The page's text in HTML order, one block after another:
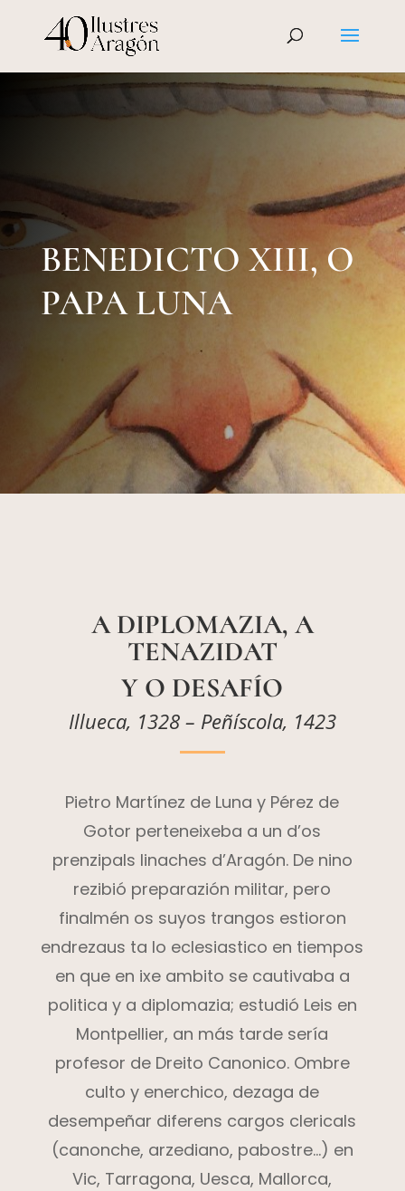
BENEDICTO XIII, O
PAPA LUNA
A DIPLOMAZIA, A
TENAZIDAT
Y O DESAFÍO
Illueca, 1328 – Peñíscola, 1423
Pietro Martínez de Luna y Pérez de
Gotor perteneixeba a un d’os
prenzipals linaches d’Aragón. De nino
rezibió preparazión militar, pero
finalmén os suyos trangos estioron
endrezaus ta lo eclesiastico en tiempos
en que en ixe ambito se cautivaba a
politica y a diplomazia; estudió Leis en
Montpellier, an más tarde sería
profesor de Dreito Canonico. Ombre
culto y enerchico, dezaga de
desempeñar diferens cargos clericals
(canonche, arzediano, pabostre…) en
Vic, Tarragona, Uesca, Mallorca,